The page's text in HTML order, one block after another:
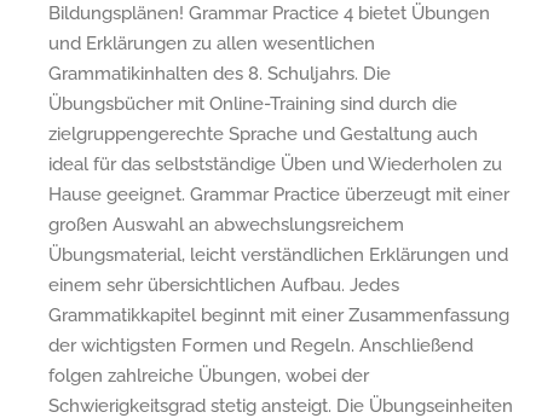
Bildungsplänen! Grammar Practice 4 bietet Übungen
und Erklärungen zu allen wesentlichen
Grammatikinhalten des 8. Schuljahrs. Die
Übungsbücher mit Online-Training sind durch die
zielgruppengerechte Sprache und Gestaltung auch
ideal für das selbstständige Üben und Wiederholen zu
Hause geeignet. Grammar Practice überzeugt mit einer
großen Auswahl an abwechslungsreichem
Übungsmaterial, leicht verständlichen Erklärungen und
einem sehr übersichtlichen Aufbau. Jedes
Grammatikkapitel beginnt mit einer Zusammenfassung
der wichtigsten Formen und Regeln. Anschließend
folgen zahlreiche Übungen, wobei der
Schwierigkeitsgrad stetig ansteigt. Die Übungseinheiten